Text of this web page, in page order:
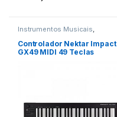
Instrumentos Musicais
Controlador Nektar Impact
GX49 MIDI 49 Teclas